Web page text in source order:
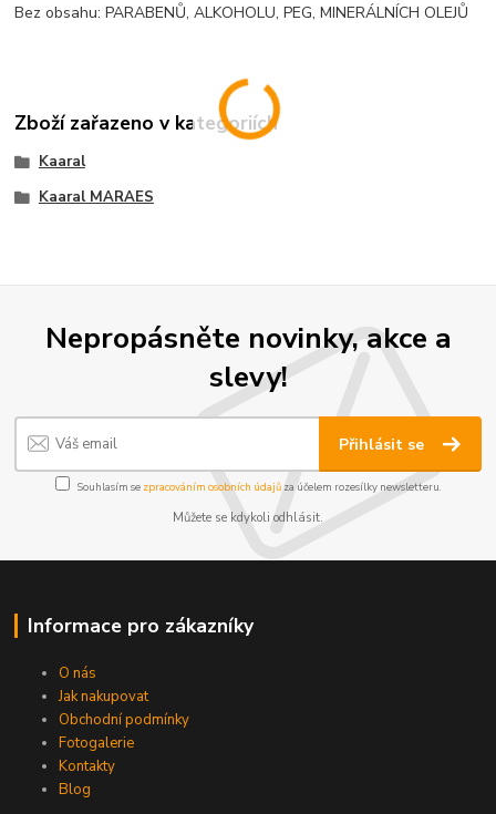
Bez obsahu: PARABENŮ, ALKOHOLU, PEG, MINERÁLNÍCH OLEJŮ
Zboží zařazeno v kategoriích
Kaaral
Kaaral MARAES
Nepropásněte novinky, akce a
slevy!
Přihlásit se
Souhlasím se zpracováním osobních údajůza účelem rozesílky newsletteru.
Můžete se kdykoli odhlásit.
Informace pro zákazníky
O nás
Jak nakupovat
Obchodní podmínky
Fotogalerie
Kontakty
Blog